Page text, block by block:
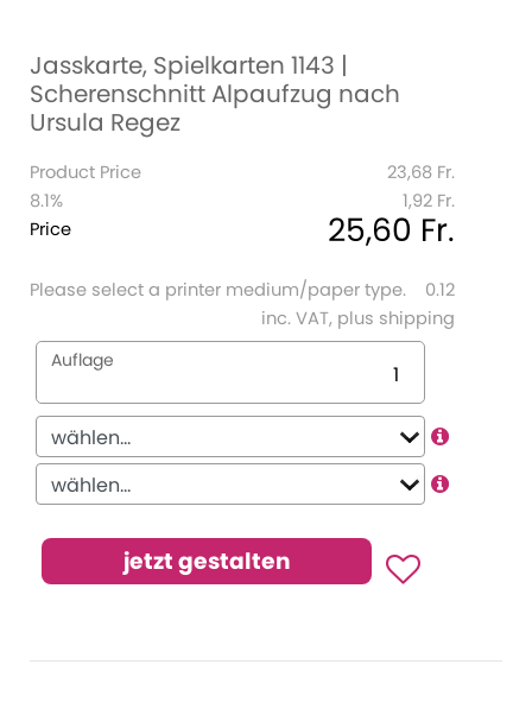
Jasskarte, Spielkarten 1143 |
Scherenschnitt Alpaufzug nach
Ursula Regez
Product Price
23,68 Fr.
8.1%
1,92 Fr.
Price
25,60 Fr.
Please select a printer medium/paper type.
0.12
inc. VAT, plus shipping
Auflage